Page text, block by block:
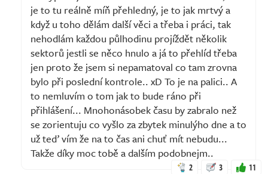
je to tu reálně míň přehledný, je to jak mrtvý a
když u toho dělám další věci a třeba i práci, tak
nehodlám každou půlhodinu projíždět několik
sektorů jestli se něco hnulo a já to přehlíd třeba
jen proto že jsem si nepamatoval co tam zrovna
bylo při poslední kontrole.. xD To je na palici.. A
to nemluvím o tom jak to bude ráno při
přihlášení... Mnohonásobek času by zabralo než
se zorientuju co vyšlo za zbytek minulýho dne a to
už teď vím že na to čas ani chuť mít nebudu...
Takže díky moc tobě a dalším podobnejm..
2 3 11